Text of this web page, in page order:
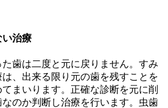
い治療
歯は二度と元に戻りません。すみ
、出来る限り元の歯を残すことを
まいります。正確な診断を元に削
のか判断し治療を行います。虫歯